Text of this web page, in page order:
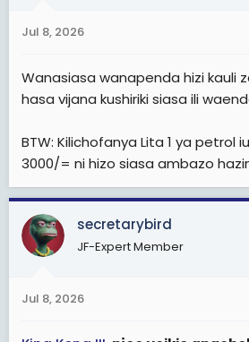
Jul 8, 2026
Wanasiasa wanapenda hizi kauli
hasa vijana kushiriki siasa ili
BTW: Kilichofanya Lita 1 ya petrol
3000/= ni hizo siasa ambazo
secretarybird
JF-Expert Member
Jul 8, 2026